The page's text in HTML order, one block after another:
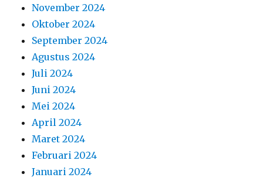
November 2024
Oktober 2024
September 2024
Agustus 2024
Juli 2024
Juni 2024
Mei 2024
April 2024
Maret 2024
Februari 2024
Januari 2024